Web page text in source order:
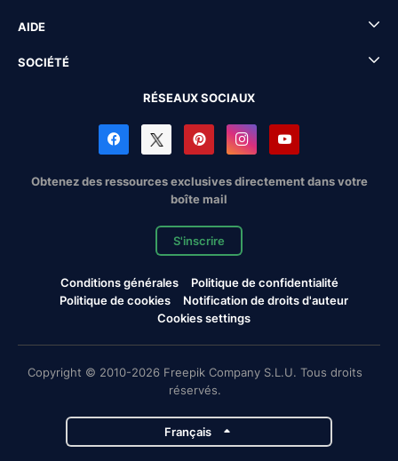
AIDE
SOCIÉTÉ
RÉSEAUX SOCIAUX
Obtenez des ressources exclusives directement dans votre
boîte mail
S'inscrire
Conditions générales
Politique de confidentialité
Politique de cookies
Notification de droits d'auteur
Cookies settings
Copyright © 2010-2026 Freepik Company S.L.U. Tous droits
réservés.
Français